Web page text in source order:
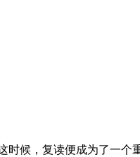
候，复读便成为了一个